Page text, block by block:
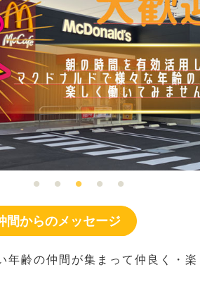
間からのメッセージ
年齢の仲間が集まって仲良く・楽